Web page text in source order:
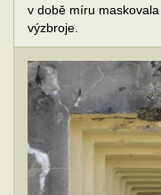
v době míru
výzbroje.